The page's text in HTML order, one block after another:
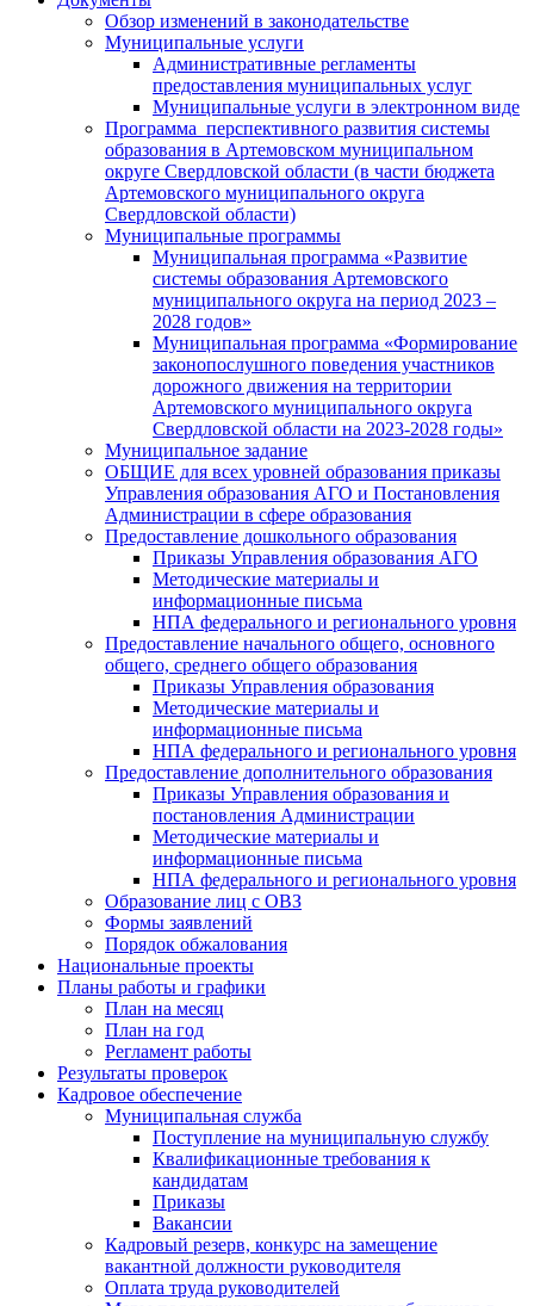
Обзор изменений в законодательстве
Муниципальные услуги
Административные регламенты
предоставления муниципальных услуг
Муниципальные услуги в электронном виде
Программа перспективного развития системы
образования в Артемовском муниципальном
округе Свердловской области (в части бюджета
Артемовского муниципального округа
Свердловской области)
Муниципальные программы
Муниципальная программа «Развитие
системы образования Артемовского
муниципального округа на период 2023 –
2028 годов»
Муниципальная программа «Формирование
законопослушного поведения участников
дорожного движения на территории
Артемовского муниципального округа
Свердловской области на 2023-2028 годы»
Муниципальное задание
ОБЩИЕ для всех уровней образования приказы
Управления образования АГО и Постановления
Администрации в сфере образования
Предоставление дошкольного образования
Приказы Управления образования АГО
Методические материалы и
информационные письма
НПА федерального и регионального уровня
Предоставление начального общего, основного
общего, среднего общего образования
Приказы Управления образования
Методические материалы и
информационные письма
НПА федерального и регионального уровня
Предоставление дополнительного образования
Приказы Управления образования и
постановления Администрации
Методические материалы и
информационные письма
НПА федерального и регионального уровня
Образование лиц с ОВЗ
Формы заявлений
Порядок обжалования
Национальные проекты
Планы работы и графики
План на месяц
План на год
Регламент работы
Результаты проверок
Кадровое обеспечение
Муниципальная служба
Поступление на муниципальную службу
Квалификационные требования к
кандидатам
Приказы
Вакансии
Кадровый резерв, конкурс на замещение
вакантной должности руководителя
Оплата труда руководителей